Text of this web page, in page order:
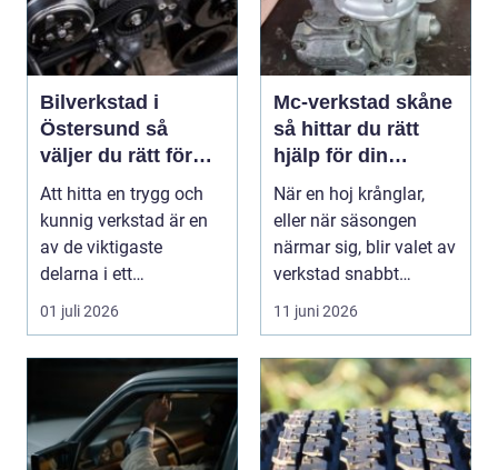
Bilverkstad i
Östersund så
väljer du rätt för
din bil
Att hitta en trygg och
kunnig verkstad är en
av de viktigaste
delarna i ett
problemfritt bilägande.
01 juli 2026
Mc-verkstad skåne
så hittar du rätt
hjälp för din
motorcykel
När en hoj krånglar,
eller när säsongen
närmar sig, blir valet av
verkstad snabbt
avgörande. En MC-v...
11 juni 2026